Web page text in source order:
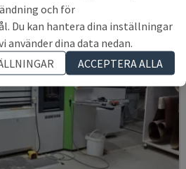
och för
Du kan hantera dina inställningar
använder dina data nedan.
ACCEPTERA ALLA